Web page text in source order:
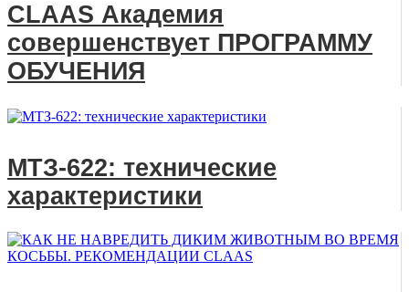
CLAAS Академия
совершенствует ПРОГРАММУ
ОБУЧЕНИЯ
МТЗ-622: технические
характеристики